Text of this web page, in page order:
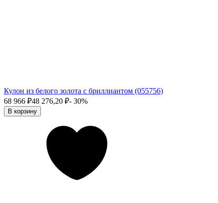
Кулон из белого золота с бриллиантом (055756)
68 966 ₽48 276,20 ₽- 30%
В корзину